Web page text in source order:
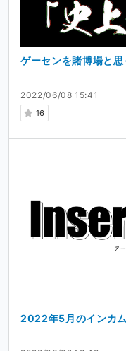
2022/06/08 15:41
16
ゲーセンを賭博場と
2022年5月のインカ